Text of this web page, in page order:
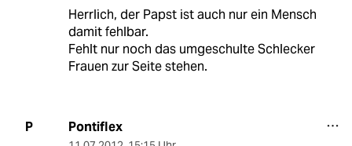
Herrlich, der Papst ist auch nur ein Mensch
damit fehlbar.
Fehlt nur noch das umgeschulte Schlecker
Frauen zur Seite stehen.
P Pontiflex